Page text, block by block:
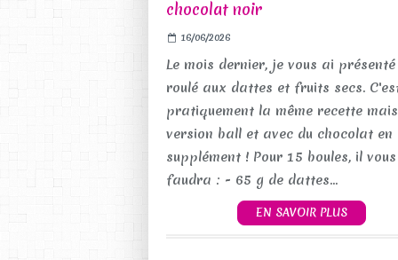
16/06/2026
Le mois dernier, je vous ai présenté
roulé aux dattes et fruits secs.
pratiquement la même recette
version ball et avec du chocolat en
supplément ! Pour 15 boules, il vous
faudra : - 65 g de dattes...
EN SAVOIR PLUS